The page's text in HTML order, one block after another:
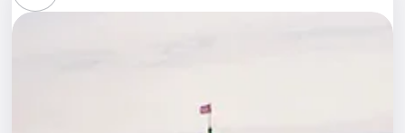
Стендап